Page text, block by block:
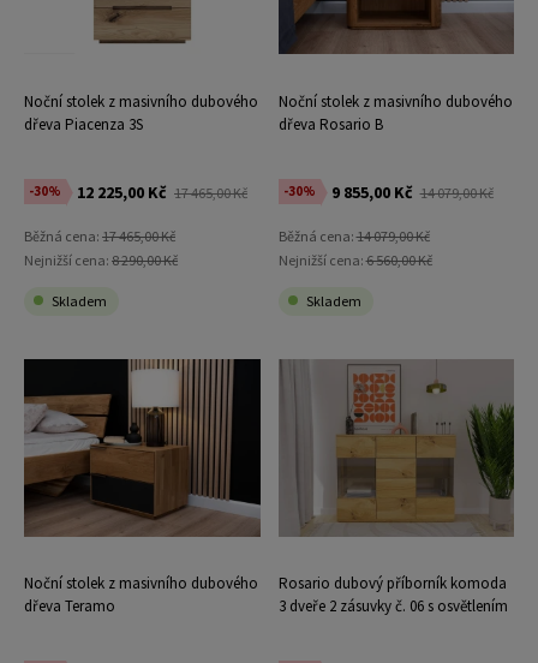
Noční stolek z masivního dubového
dřeva Piacenza 3S
-30% 12 225,00 Kč 17 465,00 Kč
Běžná cena: 17 465,00 Kč
Nejnižší cena: 8 290,00 Kč
Skladem
Noční stolek z masivního dubového
dřeva Rosario B
-30% 9 855,00 Kč 14 079,00 Kč
Běžná cena:14 079,00 Kč
Nejnižší cena:6 560,00 Kč
Skladem
Noční stolek z masivního dubového
dřeva Teramo
Rosario dubový příborník komoda
3 dveře 2 zásuvky č. 06 s osvětlením